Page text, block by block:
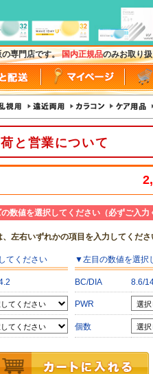
の専門店です。国内正規品のみお取り
と営業について
数値を選択してください（必ずご入力
左右いずれかの項目を入力してくださ
てください ▼左目の数値を選択
BC/DIA 8.6/
PWR
個数